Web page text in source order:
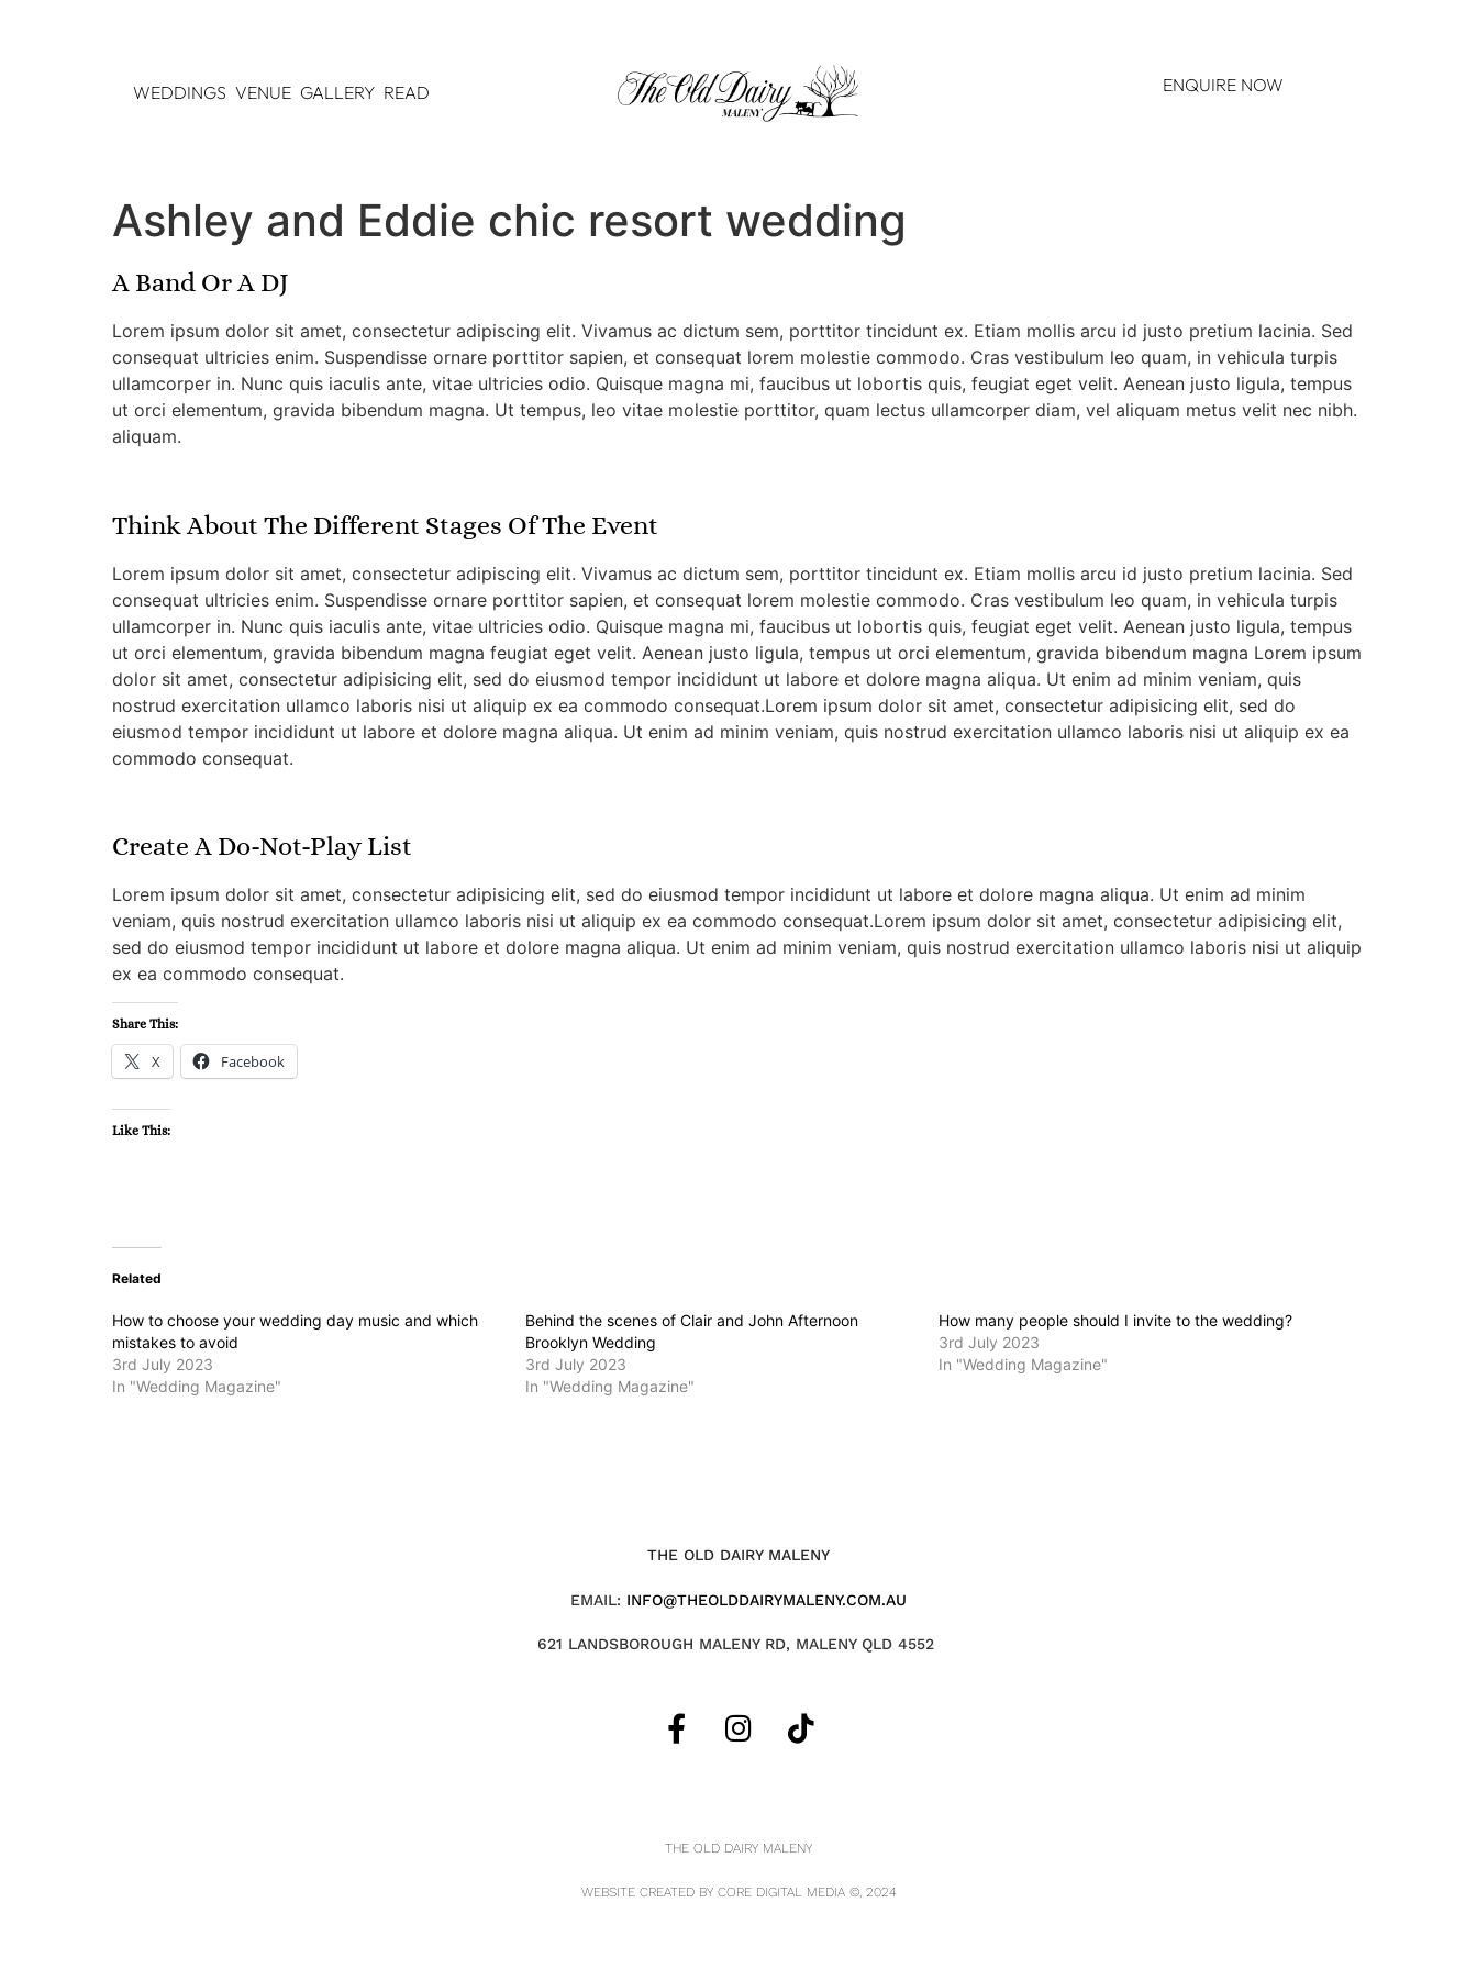
WEDDINGS VENUE GALLERY READ ENQUIRE NOW
Ashley and Eddie chic resort wedding
A Band Or A DJ
Lorem ipsum dolor sit amet, consectetur adipiscing elit. Vivamus ac dictum sem, porttitor tincidunt ex. Etiam mollis arcu id justo pretium lacinia. Sed
consequat ultricies enim. Suspendisse ornare porttitor sapien, et consequat lorem molestie commodo. Cras vestibulum leo quam, in vehicula turpis
ullamcorper in. Nunc quis iaculis ante, vitae ultricies odio. Quisque magna mi, faucibus ut lobortis quis, feugiat eget velit. Aenean justo ligula, tempus
ut orci elementum, gravida bibendum magna. Ut tempus, leo vitae molestie porttitor, quam lectus ullamcorper diam, vel aliquam metus velit nec nibh.
aliquam.
Think About The Different Stages Of The Event
Lorem ipsum dolor sit amet, consectetur adipiscing elit. Vivamus ac dictum sem, porttitor tincidunt ex. Etiam mollis arcu id justo pretium lacinia. Sed
consequat ultricies enim. Suspendisse ornare porttitor sapien, et consequat lorem molestie commodo. Cras vestibulum leo quam, in vehicula turpis
ullamcorper in. Nunc quis iaculis ante, vitae ultricies odio. Quisque magna mi, faucibus ut lobortis quis, feugiat eget velit. Aenean justo ligula, tempus
ut orci elementum, gravida bibendum magna feugiat eget velit. Aenean justo ligula, tempus ut orci elementum, gravida bibendum magna Lorem ipsum
dolor sit amet, consectetur adipisicing elit, sed do eiusmod tempor incididunt ut labore et dolore magna aliqua. Ut enim ad minim veniam, quis
nostrud exercitation ullamco laboris nisi ut aliquip ex ea commodo consequat.Lorem ipsum dolor sit amet, consectetur adipisicing elit, sed do
eiusmod tempor incididunt ut labore et dolore magna aliqua. Ut enim ad minim veniam, quis nostrud exercitation ullamco laboris nisi ut aliquip ex ea
commodo consequat.
Create A Do-Not-Play List
Lorem ipsum dolor sit amet, consectetur adipisicing elit, sed do eiusmod tempor incididunt ut labore et dolore magna aliqua. Ut enim ad minim
veniam, quis nostrud exercitation ullamco laboris nisi ut aliquip ex ea commodo consequat.Lorem ipsum dolor sit amet, consectetur adipisicing elit,
sed do eiusmod tempor incididunt ut labore et dolore magna aliqua. Ut enim ad minim veniam, quis nostrud exercitation ullamco laboris nisi ut aliquip
ex ea commodo consequat.
Share This:
X Facebook
Like This:
Related
How to choose your wedding day music and which
mistakes to avoid
3rd July 2023
In "Wedding Magazine"
Behind the scenes of Clair and John Afternoon
Brooklyn Wedding
3rd July 2023
In "Wedding Magazine"
How many people should I invite to the wedding?
3rd July 2023
In "Wedding Magazine"
THE OLD DAIRY MALENY
EMAIL: INFO@THEOLDDAIRYMALENY.COM.AU
621 LANDSBOROUGH MALENY RD, MALENY QLD 4552
THE OLD DAIRY MALENY
WEBSITE CREATED BY CORE DIGITAL MEDIA©, 2024